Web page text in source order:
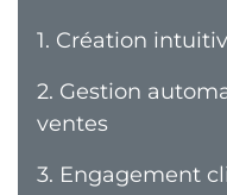
1. Création
2. Gestion
ventes
3. Engagement